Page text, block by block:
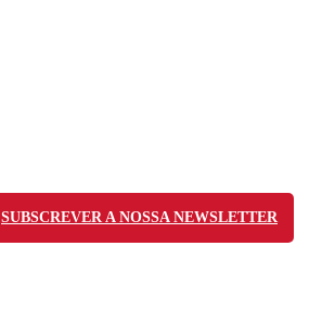
SUBSCREVER A NOSSA NEWSLETTER